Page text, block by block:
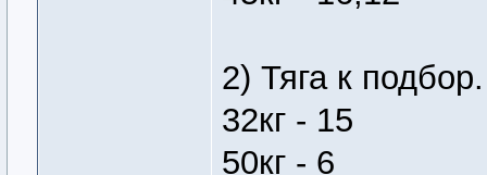
2) Тяга к подбор.
32кг - 15
50кг - 6